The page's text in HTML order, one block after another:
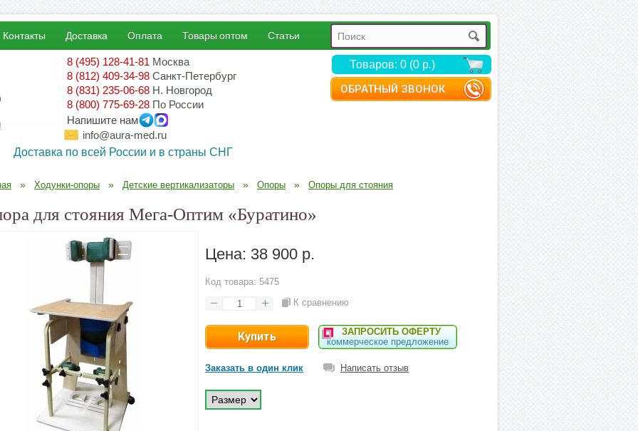
ОБРАТНЫЙ ЗВОНОК
Контакты Доставка Оплата Товары оптом Статьи
8 (495) 128-41-81 Москва
8 (812) 409-34-98 Санкт-Петербург
8 (831) 235-06-68 Н. Новгород
8 (800) 775-69-28 По России
Напишите нам
info@aura-med.ru
Доставка по всей России и в страны СНГ
Товаров: 0 (0 р.)
» Ходунки-опоры » Детские вертикализаторы » Опоры » Опоры для стояния
для стояния Мега-Оптим «Буратино»
Цена: 38 900 р.
Код товара: 5475
К сравнению
ЗАПРОСИТЬ ОФЕРТУ
коммерческое предложение
Заказать в один клик Написать отзыв